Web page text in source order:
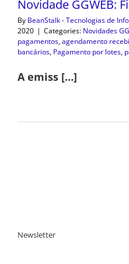
Novidade GGWEB:
By BeanStalk - Tecnologias de
2020 | Categories: Novidades
pagamentos,agendamento
bancários, Pagamento por lotes,
A emiss […]
Newsletter